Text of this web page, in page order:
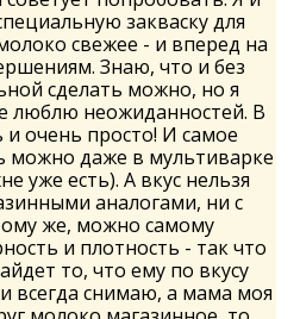
закваску для
свежее - и вперед на
Знаю, что и без
сделать можно, но я
люблю неожиданностей. В
очень просто! И самое
можно даже в мультиварке
уже есть). А вкус нельзя
аналогами, ни с
же, можно самому
и плотность - так что
то, что ему по вкусу
всегда снимаю, а мама моя